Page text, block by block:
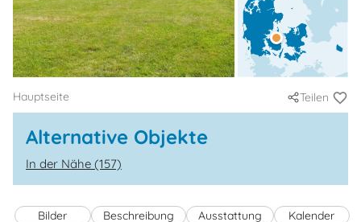
Hauptseite Teilen
Alternative Objekte
In der Nähe (157)
Bilder Beschreibung Ausstattung Kalender